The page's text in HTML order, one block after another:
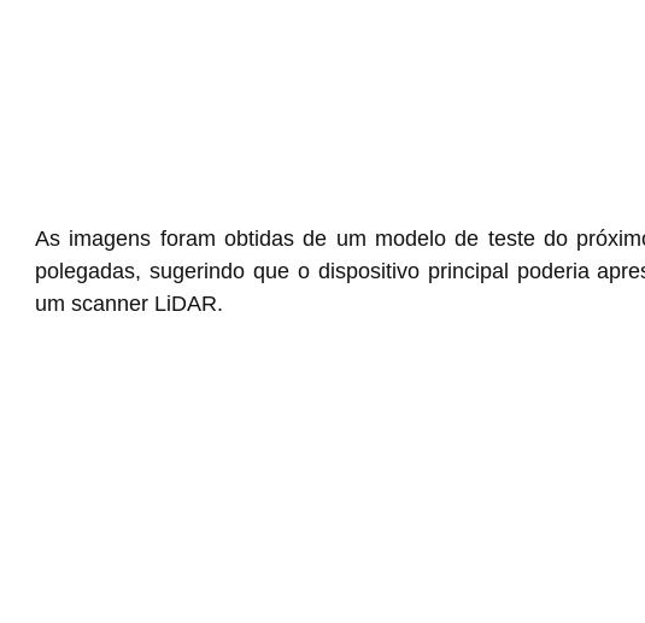
As imagens foram obtidas de um modelo de teste do
polegadas, sugerindo que o dispositivo principal poderia
um scanner LiDAR.